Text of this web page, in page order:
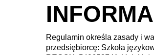
Regulamin określa zasady i
przedsiębiorcę: Szkoła